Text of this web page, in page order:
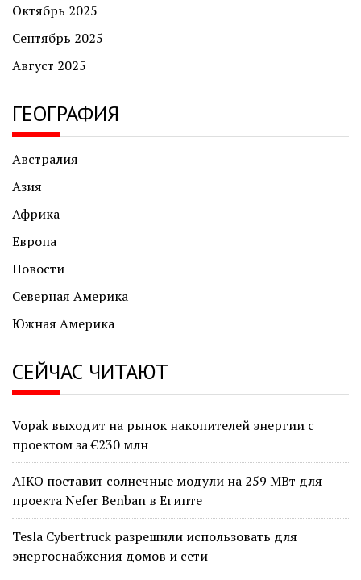
Октябрь 2025
Сентябрь 2025
Август 2025
ГЕОГРАФИЯ
Австралия
Азия
Африка
Европа
Новости
Северная Америка
Южная Америка
СЕЙЧАС ЧИТАЮТ
Vopak выходит на рынок накопителей энергии с
проектом за €230 млн
AIKO поставит солнечные модули на 259 МВт для
проекта Nefer Benban в Египте
Tesla Cybertruck разрешили использовать для
энергоснабжения домов и сети